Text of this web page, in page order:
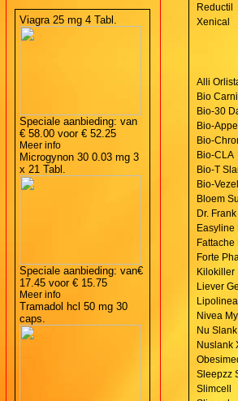
Viagra 25 mg 4 Tabl.
Speciale aanbieding: van
€ 58.00 voor € 52.25
Meer info
Microgynon 30 0.03 mg 3
x 21 Tabl.
Speciale aanbieding: van€
17.45 voor € 15.75
Meer info
Tramadol hcl 50 mg 30
caps.
Reductil
Xenical
Alli
Bio
Bio-30
Bio-
Bio-
Bio-CLA
Bio-T
Bio-Vezel
Bloem
Dr.
Easyline
Fattache
Forte
Kilokiller
Liever
Lipolinea
Nivea
Nu
Nuslank
Sleepzz
Slimcell